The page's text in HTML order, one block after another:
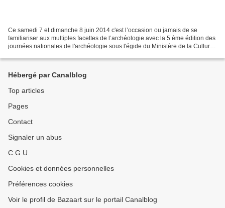
Ce samedi 7 et dimanche 8 juin 2014 c'est l’occasion ou jamais de se
familiariser aux multiples facettes de l’archéologie avec la 5 ème édition des
journées nationales de l'archéologie sous l'égide du Ministère de la Culture
Hébergé par Canalblog
Top articles
Pages
Contact
Signaler un abus
C.G.U.
Cookies et données personnelles
Préférences cookies
Voir le profil de Bazaart sur le portail Canalblog